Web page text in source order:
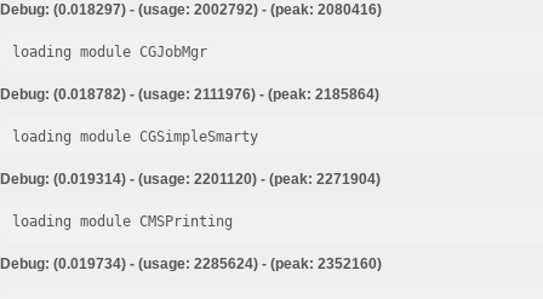
Debug: (0.018297) - (usage: 2002792) - (peak: 2080416)
loading module CGJobMgr
Debug: (0.018782) - (usage: 2111976) - (peak: 2185864)
loading module CGSimpleSmarty
Debug: (0.019314) - (usage: 2201120) - (peak: 2271904)
loading module CMSPrinting
Debug: (0.019734) - (usage: 2285624) - (peak: 2352160)